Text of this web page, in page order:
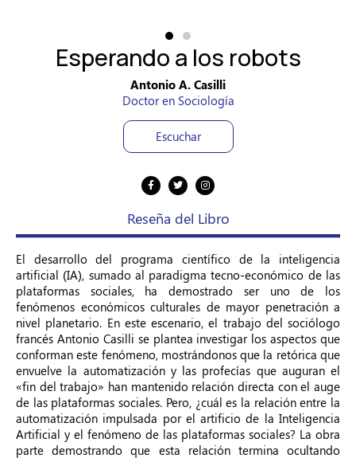
Esperando a los robots
Antonio A. Casilli
Doctor en Sociología
Escuchar
Reseña del Libro
El desarrollo del programa científico de la inteligencia
artificial (IA), sumado al paradigma tecno-económico de las
plataformas sociales, ha demostrado ser uno de los
fenómenos económicos culturales de mayor penetración a
nivel planetario. En este escenario, el trabajo del sociólogo
francés Antonio Casilli se plantea investigar los aspectos que
conforman este fenómeno, mostrándonos que la retórica que
envuelve la automatización y las profecías que auguran el
«fin del trabajo» han mantenido relación directa con el auge
de las plataformas sociales. Pero, ¿cuál es la relación entre la
automatización impulsada por el artificio de la Inteligencia
Artificial y el fenómeno de las plataformas sociales? La obra
parte demostrando que esta relación termina ocultando